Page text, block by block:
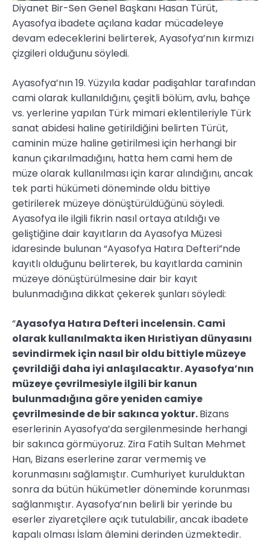
Diyanet Bir-Sen Genel Başkanı Hasan Türüt,
Ayasofya ibadete açılana kadar mücadeleye
devam edeceklerini belirterek, Ayasofya’nın kırmızı
çizgileri olduğunu söyledi.
Ayasofya’nın 19. Yüzyıla kadar padişahlar tarafından
cami olarak kullanıldığını, çeşitli bölüm, avlu, bahçe
vs. yerlerine yapılan Türk mimari eklentileriyle Türk
sanat abidesi haline getirildiğini belirten Türüt,
caminin müze haline getirilmesi için herhangi bir
kanun çıkarılmadığını, hatta hem cami hem de
müze olarak kullanılması için karar alındığını, ancak
tek parti hükümeti döneminde oldu bittiye
getirilerek müzeye dönüştürüldüğünü söyledi.
Ayasofya ile ilgili fikrin nasıl ortaya atıldığı ve
geliştiğine dair kayıtların da Ayasofya Müzesi
idaresinde bulunan “Ayasofya Hatıra Defteri”nde
kayıtlı olduğunu belirterek, bu kayıtlarda caminin
müzeye dönüştürülmesine dair bir kayıt
bulunmadığına dikkat çekerek şunları söyledi:
“Ayasofya Hatıra Defteri incelensin. Cami
olarak kullanılmakta iken Hıristiyan dünyasını
sevindirmek için nasıl bir oldu bittiyle müzeye
çevrildiği daha iyi anlaşılacaktır. Ayasofya’nın
müzeye çevrilmesiyle ilgili bir kanun
bulunmadığına göre yeniden camiye
çevrilmesinde de bir sakınca yoktur.Bizans
eserlerinin Ayasofya’da sergilenmesinde herhangi
bir sakınca görmüyoruz. Zira Fatih Sultan Mehmet
Han, Bizans eserlerine zarar vermemiş ve
korunmasını sağlamıştır. Cumhuriyet kurulduktan
sonra da bütün hükümetler döneminde korunması
sağlanmıştır. Ayasofya’nın belirli bir yerinde bu
eserler ziyaretçilere açık tutulabilir, ancak ibadete
kapalı olması İslam âlemini derinden üzmektedir.